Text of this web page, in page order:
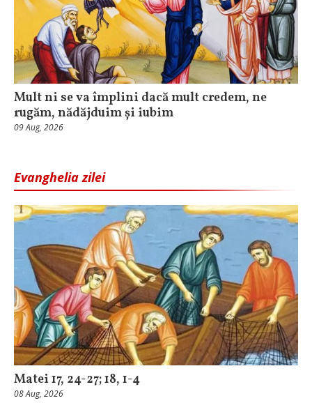
Mult ni se va împlini dacă mult credem, ne
rugăm, nădăjduim și iubim
09 Aug, 2026
Evanghelia zilei
Matei 17, 24-27; 18, 1-4
08 Aug, 2026